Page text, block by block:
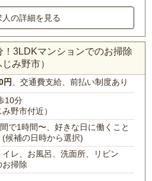
人の詳細を見る
3LDKマンションでのお掃除
み野市）
円 、交通費支給、前払い制度あり
10分
野市付近）
で1時間〜、好きな日に働くこと
候補の日時から選択)
イレ、お風呂、洗面所、リビン
お掃除